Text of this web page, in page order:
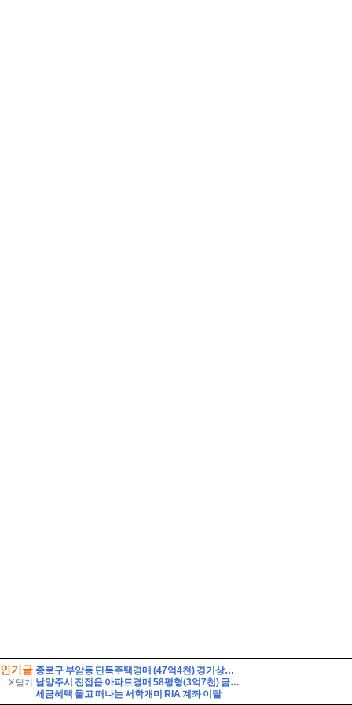
인기글
X 닫기
종로구 부암동 단독주택경매 (47억4천) 경기상고인근 대지260평 건물60평 2층주택 유찰1회 종로구부암동단독주택 부동산경매 매물건
남양주시 진접읍 아파트경매 58평형(3억7천) 금곡리 해밀초등학교인근 신영지웰 10층 유찰2회 급매시세 남양주진접신영지웰아파트 부동산경매 매매
세금혜택 물고 떠나는 서학개미 RIA 계좌 이탈